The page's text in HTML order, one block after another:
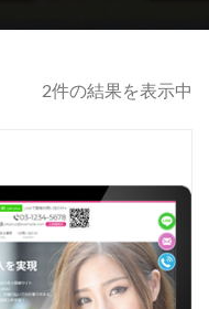
2件の結果を表示中